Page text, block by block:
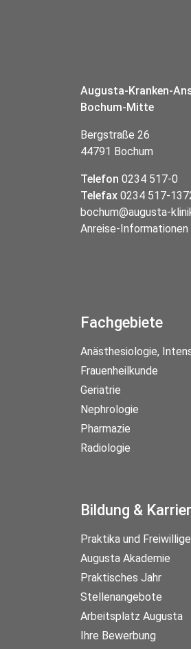
Augusta-Kranken-
Bochum-Mitte
Bergstraße 26
44791 Bochum
Telefon 0234 517-0
Telefax 0234 517-
bochum@augusta-
Anreise-Informationen
Fachgebiete
Anästhesiologie,
Frauenheilkunde
Geriatrie
Nephrologie
Pharmazie
Radiologie
Bildung &
Praktika und
Augusta Akademie
Praktisches Jahr
Stellenangebote
Arbeitsplatz Augusta
Ihre Bewerbung